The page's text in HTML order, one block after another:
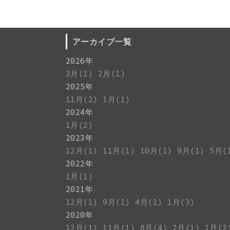
アーカイブ一覧
2026年
3月(1)
2月(1)
2025年
11月(2)
1月(1)
2024年
1月(2)
2023年
12月(1)
11月(1) 10月(1) 9月(1) 5月
2022年
1月(1)
2021年
12月(1)
9月(1) 4月(1)
1月(3)
2020年
12月(1)
11月(1) 8月(4) 2月(1)
1月(2)